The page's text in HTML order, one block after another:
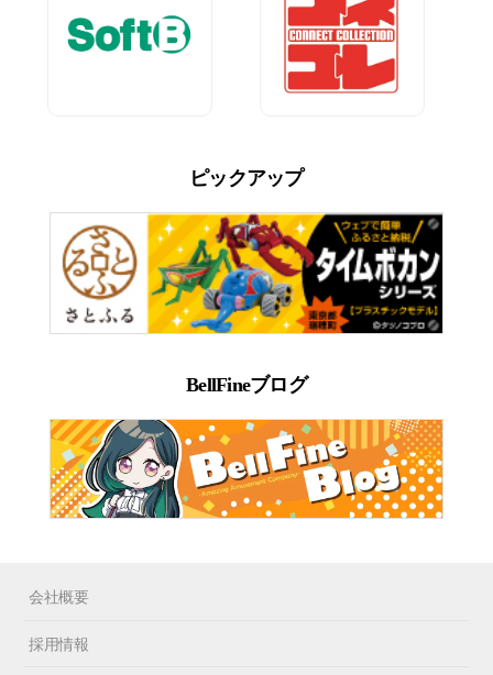
ピックアップ
BellFineブログ
会社概要
採用情報